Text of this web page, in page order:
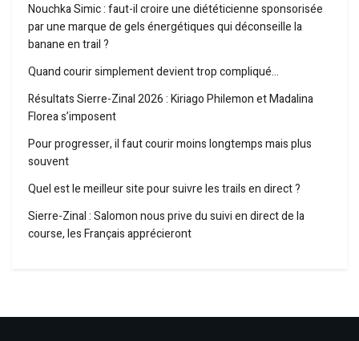
Nouchka Simic : faut-il croire une diététicienne sponsorisée
par une marque de gels énergétiques qui déconseille la
banane en trail ?
Quand courir simplement devient trop compliqué…
Résultats Sierre-Zinal 2026 : Kiriago Philemon et Madalina
Florea s’imposent
Pour progresser, il faut courir moins longtemps mais plus
souvent
Quel est le meilleur site pour suivre les trails en direct ?
Sierre-Zinal : Salomon nous prive du suivi en direct de la
course, les Français apprécieront